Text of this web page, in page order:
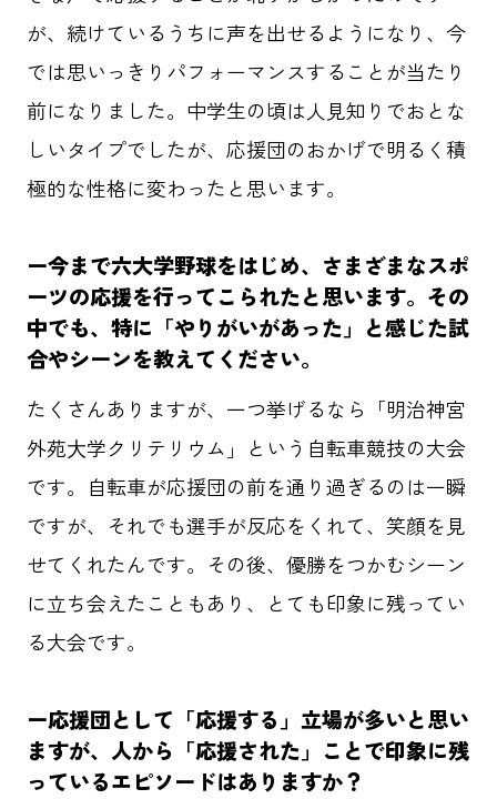
運営会社 プライバシーポリシー お問い合わせ
群馬クレインサンダーズ コミュニティ
地域共創 O-EN事例 スポーツ
エンタメ ラジエール
ヤクルトスワローズ 応援メシ
が、続けているうちに声を出せるようになり、今
では思いっきりパフォーマンスすることが当たり
前になりました。中学生の頃は人見知りでおとな
しいタイプでしたが、応援団のおかげで明るく積
極的な性格に変わったと思います。
ー今まで六大学野球をはじめ、さまざまなスポ
ーツの応援を行ってこられたと思います。その
中でも、特に「やりがいがあった」と感じた試
合やシーンを教えてください。
たくさんありますが、一つ挙げるなら「明治神宮
外苑⼤学クリテリウム」という自転車競技の大会
です。自転車が応援団の前を通り過ぎるのは一瞬
ですが、それでも選手が反応をくれて、笑顔を見
せてくれたんです。その後、優勝をつかむシーン
に立ち会えたこともあり、とても印象に残ってい
る大会です。
ー応援団として「応援する」立場が多いと思い
ますが、人から「応援された」ことで印象に残
っているエピソードはありますか？